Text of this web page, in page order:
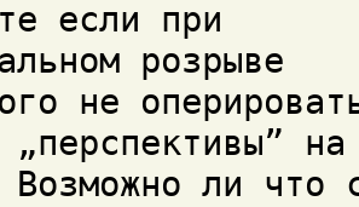
если при
розрыве
не
на
Возможно ли что